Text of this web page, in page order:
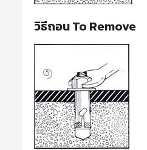
วิธีถอน To Remove